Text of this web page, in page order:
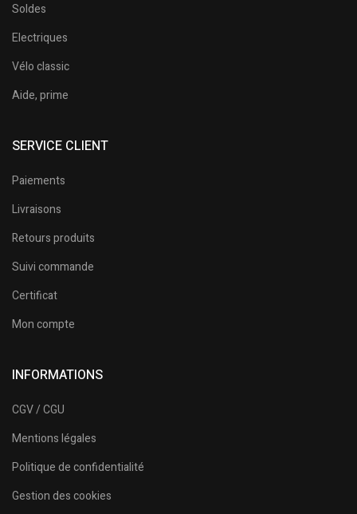
Soldes
Electriques
Vélo classic
Aide, prime
SERVICE CLIENT
Paiements
Livraisons
Retours produits
Suivi commande
Certificat
Mon compte
INFORMATIONS
CGV / CGU
Mentions légales
Politique de confidentialité
Gestion des cookies